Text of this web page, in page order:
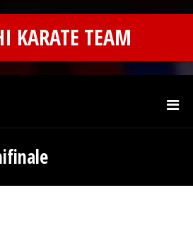
KARATE TEAM